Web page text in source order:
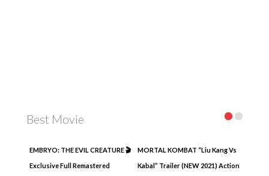
Best Movie
EMBRYO: THE EVIL CREATURE 🎬
Exclusive Full Remastered
MORTAL KOMBAT “Liu Kang Vs
Kabal” Trailer (NEW 2021) Action